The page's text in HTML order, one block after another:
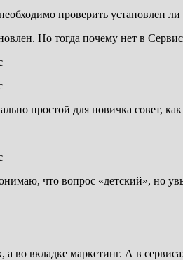
проверить установлен
Но тогда почему нет в
простой для новичка совет,
что вопрос «детский», но
а во вкладке маркетинг. А в